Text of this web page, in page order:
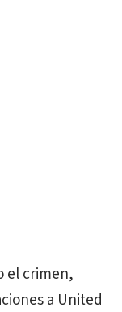
el crimen,
a United